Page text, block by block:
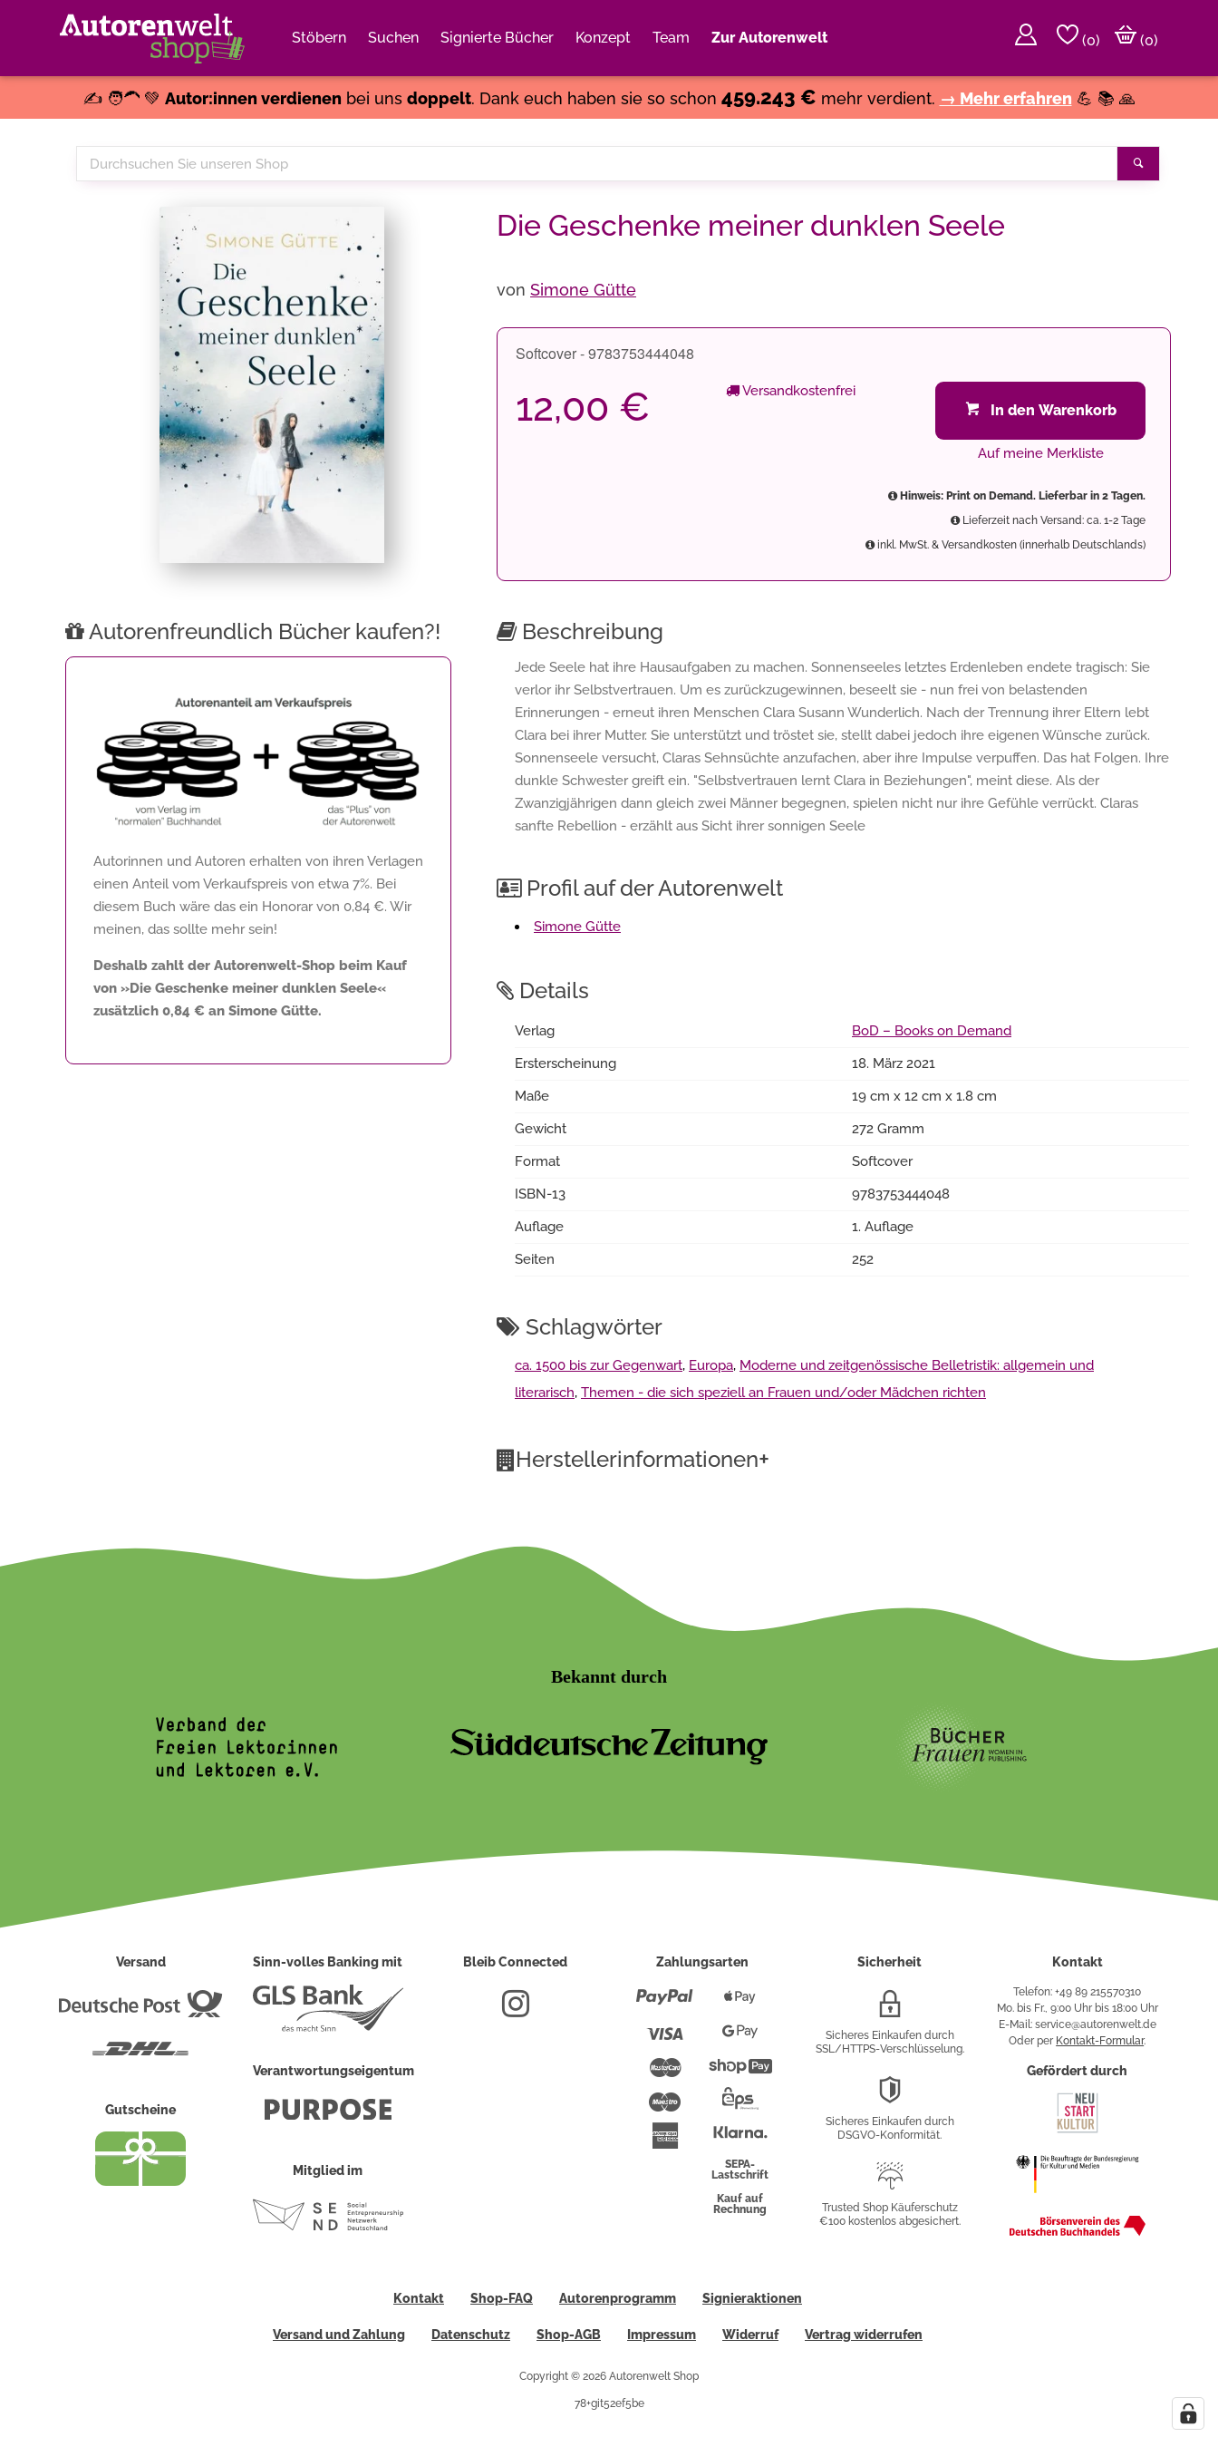
Stöbern Suchen Signierte Bücher Konzept Team Zur Autorenwelt (0)
(0)
✍️ 🧑‍🦱 💚 Autor:innen verdienenbei uns doppelt. Dank euch haben sie so schon 459.243 € mehr verdient. → Mehr erfahren 💪 📚 🙏
Durchsuchen
Sie
Die Geschenke meiner dunklen Seele
von Simone Gütte
Softcover - 9783753444048
12,00 € Versandkostenfrei
In den Warenkorb
Auf meine Merkliste
Hinweis: Print on Demand. Lieferbar in 2 Tagen.
Lieferzeit nach Versand: ca. 1-2 Tage
inkl. MwSt. & Versandkosten (innerhalb Deutschlands)
Autorenfreundlich Bücher kaufen?!
Autorinnen und Autoren erhalten von ihren Verlagen
einen Anteil vom Verkaufspreis von etwa 7%. Bei
diesem Buch wäre das ein Honorar von 0,84 €. Wir
meinen, das sollte mehr sein!
Deshalb zahlt der Autorenwelt-Shop beim Kauf
von »Die Geschenke meiner dunklen Seele«
zusätzlich 0,84 € an Simone Gütte.
Beschreibung
Jede Seele hat ihre Hausaufgaben zu machen. Sonnenseeles letztes Erdenleben endete tragisch: Sie
verlor ihr Selbstvertrauen. Um es zurückzugewinnen, beseelt sie - nun frei von belastenden
Erinnerungen - erneut ihren Menschen Clara Susann Wunderlich. Nach der Trennung ihrer Eltern lebt
Clara bei ihrer Mutter. Sie unterstützt und tröstet sie, stellt dabei jedoch ihre eigenen Wünsche zurück.
Sonnenseele versucht, Claras Sehnsüchte anzufachen, aber ihre Impulse verpuffen. Das hat Folgen. Ihre
dunkle Schwester greift ein. "Selbstvertrauen lernt Clara in Beziehungen", meint diese. Als der
Zwanzigjährigen dann gleich zwei Männer begegnen, spielen nicht nur ihre Gefühle verrückt. Claras
sanfte Rebellion - erzählt aus Sicht ihrer sonnigen Seele
Profil auf der Autorenwelt
Simone Gütte
Details
Verlag
BoD – Books on Demand
Ersterscheinung
18. März 2021
Maße
19 cm x 12 cm x 1.8 cm
Gewicht
272 Gramm
Format
Softcover
ISBN-13
9783753444048
Auflage
1. Auflage
Seiten
252
Schlagwörter
ca. 1500 bis zur Gegenwart, Europa, Moderne und zeitgenössische Belletristik: allgemein und
literarisch, Themen - die sich speziell an Frauen und/oder Mädchen richten
Herstellerinformationen+
Bekannt durch
Versand
Deutsche
Gutscheine
Sinn-volles Banking mit
Verantwortungseigentum
Mitglied im
Bleib Connected Zahlungsarten
Paypal
Mastercard
Maestro
American
Express
Pay
PayShopify
Überweisung
SEPA-
Lastschrift
Kauf auf
Rechnung
Sicherheit
Verschlüsselung
Sicheres Einkaufen durch
SSL/HTTPS-Verschlüsselung.
Sicheres Einkaufen durch
DSGVO-Konformität.
Käuferschutz
Trusted Shop Käuferschutz
€100 kostenlos abgesichert.
Kontakt
Telefon: +49 89 215570310
Mo. bis Fr., 9:00 Uhr bis 18:00 Uhr
E-Mail: service@autorenwelt.de
Oder per Kontakt-Formular.
Gefördert durch
Kontakt Shop-FAQ Autorenprogramm Signieraktionen
Versand und Zahlung Datenschutz Shop-AGB Impressum Widerruf Vertrag widerrufen
Copyright © 2026 Autorenwelt Shop
78+git52ef5be